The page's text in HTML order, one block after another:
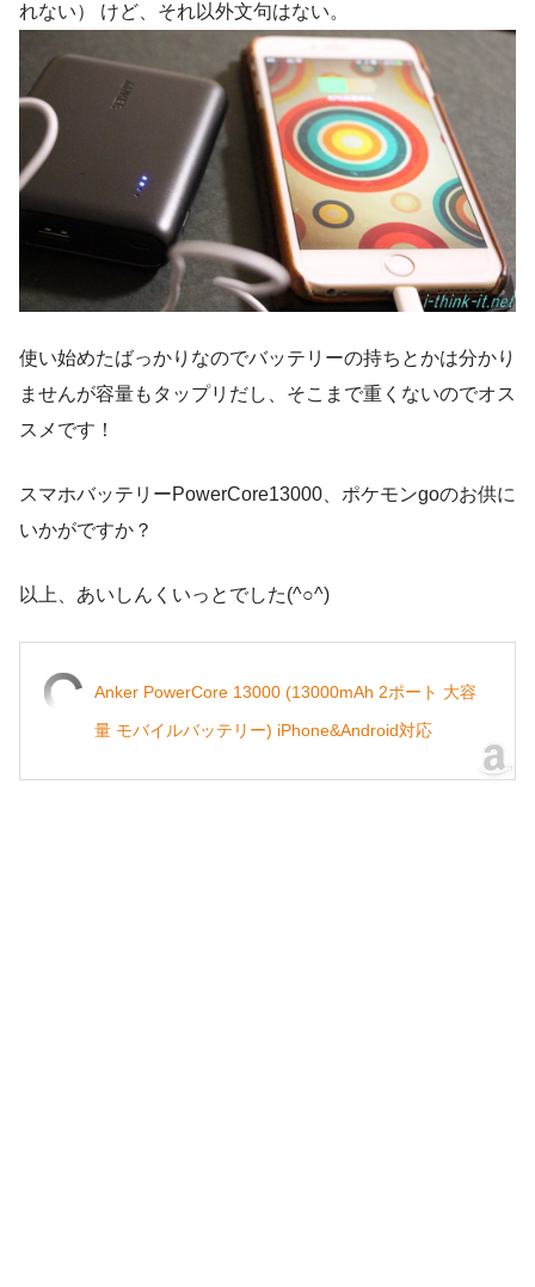
れない） けど、それ以外文句はない。
使い始めたばっかりなのでバッテリーの持ちとかは分かり
ませんが容量もタップリだし、そこまで重くないのでオス
スメです！
スマホバッテリーPowerCore13000、ポケモンgoのお供に
いかがですか？
以上、あいしんくいっとでした(^○^)
Anker PowerCore 13000 (13000mAh 2ポート 大容
量 モバイルバッテリー) iPhone&Android対応